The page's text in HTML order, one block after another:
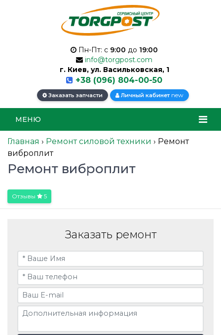
Пн-Пт: с 9:00 до 19:00
info@torgpost.com
г. Киев, ул. Васильковская, 1
+38 (096) 804-00-50
Заказать запчасти Личный кабинет new
МЕНЮ
Главная › Ремонт силовой техники › Ремонт
виброплит
Ремонт виброплит
Отзывы 5
Заказать ремонт